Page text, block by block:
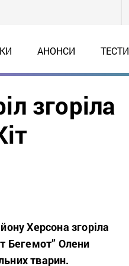
АНОНСИ ТЕСТИ
згоріла
Херсона згоріла
Бегемот” Олени
тварин.